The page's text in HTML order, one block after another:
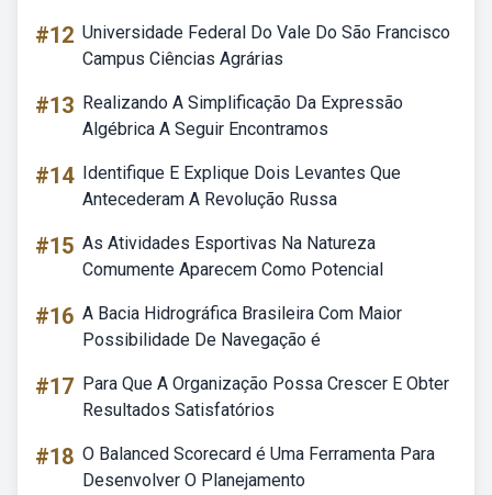
#12 Universidade Federal Do Vale Do São Francisco
Campus Ciências Agrárias
#13 Realizando A Simplificação Da Expressão
Algébrica A Seguir Encontramos
#14 Identifique E Explique Dois Levantes Que
Antecederam A Revolução Russa
#15 As Atividades Esportivas Na Natureza
Comumente Aparecem Como Potencial
#16 A Bacia Hidrográfica Brasileira Com Maior
Possibilidade De Navegação é
#17 Para Que A Organização Possa Crescer E Obter
Resultados Satisfatórios
#18 O Balanced Scorecard é Uma Ferramenta Para
Desenvolver O Planejamento